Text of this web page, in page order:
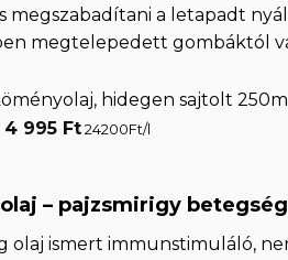
megszabadítani a letapadt
megtelepedett gombáktól
hidegen sajtolt 250ml
Original
7
450 Ft.
4 995 FtCurrent
4
995 Ft.
24200Ft/l
– pajzsmirigy
olaj ismert immunstimuláló,